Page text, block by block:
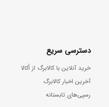
دسترسی سریع
خرید آنلاین با کالابرگ از اُکالا
آخرین اخبار کالابرگ
رسپی‌های تابستانه